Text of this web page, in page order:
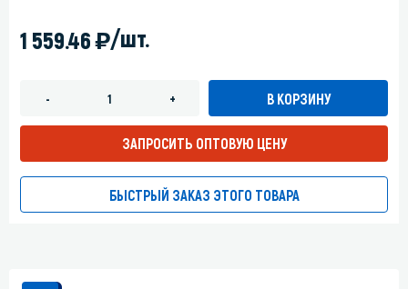
1 559.46)/шт.
- + В КОРЗИНУ
ЗАПРОСИТЬ ОПТОВУЮ ЦЕНУ
БЫСТРЫЙ ЗАКАЗ ЭТОГО ТОВАРА